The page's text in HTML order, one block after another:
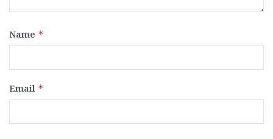
Name *
Email *